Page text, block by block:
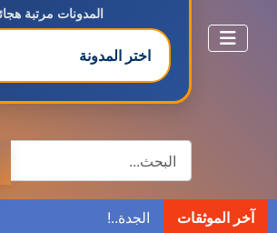
المدونات مرتبة
اختر المدونة
مدونة ابراهيم البراعم
عاملة
البحث
آخر الموثقات